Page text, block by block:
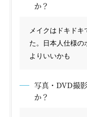
横浜サロン
か？
メイクはドキドキ
た。日本人仕様の
よりいいかも
写真・DVD撮
か？